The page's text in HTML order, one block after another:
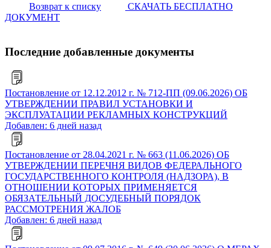
Возврат к списку
СКАЧАТЬ БЕСПЛАТНО
ДОКУМЕНТ
Последние добавленные документы
Постановление от 12.12.2012 г. № 712-ПП (09.06.2026) ОБ
УТВЕРЖДЕНИИ ПРАВИЛ УСТАНОВКИ И
ЭКСПЛУАТАЦИИ РЕКЛАМНЫХ КОНСТРУКЦИЙ
Добавлен: 6 дней назад
Постановление от 28.04.2021 г. № 663 (11.06.2026) ОБ
УТВЕРЖДЕНИИ ПЕРЕЧНЯ ВИДОВ ФЕДЕРАЛЬНОГО
ГОСУДАРСТВЕННОГО КОНТРОЛЯ (НАДЗОРА), В
ОТНОШЕНИИ КОТОРЫХ ПРИМЕНЯЕТСЯ
ОБЯЗАТЕЛЬНЫЙ ДОСУДЕБНЫЙ ПОРЯДОК
РАССМОТРЕНИЯ ЖАЛОБ
Добавлен: 6 дней назад